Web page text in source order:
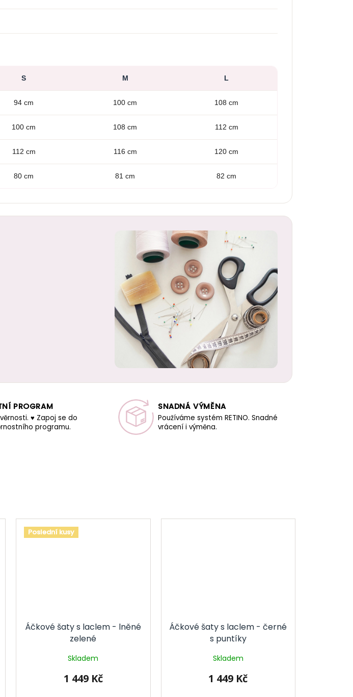
Poslední kusy
Áčkové šaty s laclem - lněné
zelené
Skladem
1 449 Kč
Áčkové šaty s laclem - černé
s puntíky
Skladem
1 449 Kč
S M L
94 cm 100 cm 108 cm
100 cm 108 cm 112 cm
112 cm 116 cm 120 cm
80 cm 81 cm 82 cm
PROGRAM
♥ Zapoj se do
programu.
SNADNÁ VÝMĚNA
Používáme systém RETINO. Snadné
vrácení i výměna.